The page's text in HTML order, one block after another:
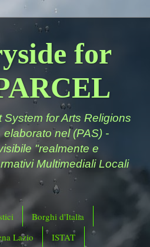
for
for Arts Religions
nel (PAS) -
"realmente e
Multimediali Locali
Borghi d'Italia
Lazio
ISTAT